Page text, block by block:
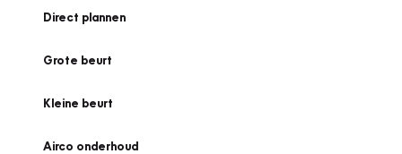
Direct plannen
Grote beurt
Kleine beurt
Airco onderhoud